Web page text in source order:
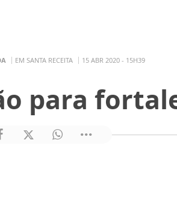
EM SANTA RECEITA 15 ABR 2020 - 15H39
para